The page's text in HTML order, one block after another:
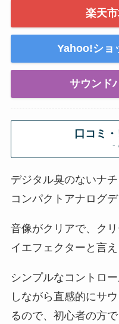
楽天
Yahoo!ショ
サウンド
口コミ
-
デジタル臭のないナ
コンパクトアナログデ
音像がクリアで、ク
イエフェクターと言え
シンプルなコントロ
しながら直感的にサ
るので、初心者の方